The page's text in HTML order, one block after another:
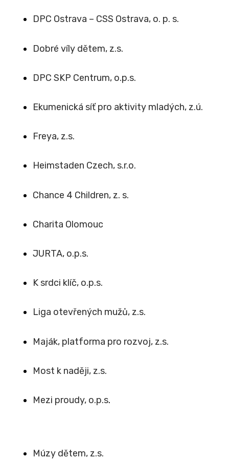
DPC Ostrava – CSS Ostrava, o. p. s.
Dobré víly dětem, z.s.
DPC SKP Centrum, o.p.s.
Ekumenická síť pro aktivity mladých, z.ú.
Freya, z.s.
Heimstaden Czech, s.r.o.
Chance 4 Children, z. s.
Charita Olomouc
JURTA, o.p.s.
K srdci klíč, o.p.s.
Liga otevřených mužů, z.s.
Maják, platforma pro rozvoj, z.s.
Most k naději, z.s.
Mezi proudy, o.p.s.
Múzy dětem, z.s.